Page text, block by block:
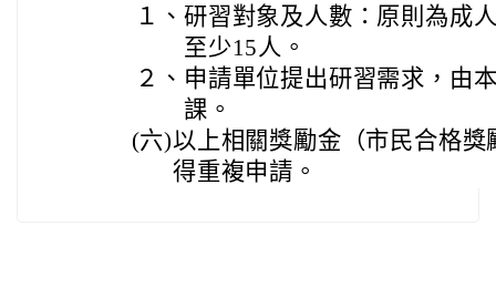
１、 研習對象及人數：原則為成
至少15人。
２、 申請單位提出研習需求，由
課。
(六)以上相關獎勵金（市民合格
得重複申請。